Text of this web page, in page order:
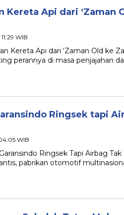
Kereta Api dari ‘Zaman
WIB
Kereta Api dari ‘Zaman Old ke
perannya di masa penjajahan
Ringsek tapi
WIB
Ringsek Tapi Airbag
pabrikan otomotif